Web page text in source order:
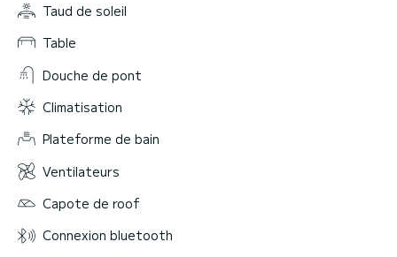
Taud de soleil
Table
Douche de pont
Climatisation
Plateforme de bain
Ventilateurs
Capote de roof
Connexion bluetooth